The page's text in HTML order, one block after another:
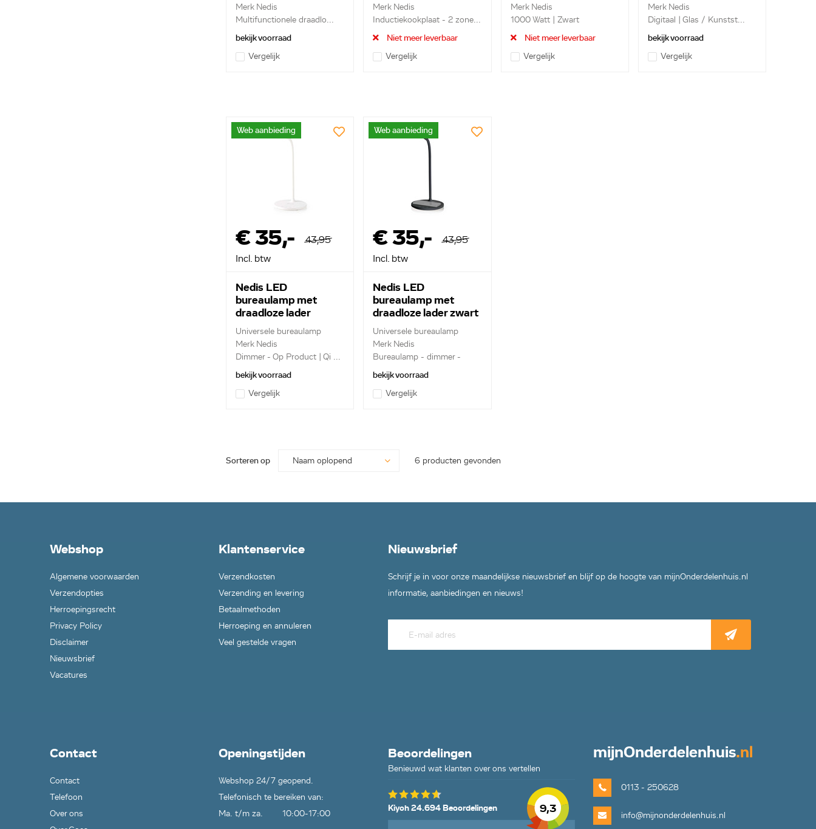
Merk Nedis
Multifunctionele draadlo...
bekijk voorraad
Vergelijk
Merk Nedis
Inductiekookplaat - 2 zone...
Niet meer leverbaar
Vergelijk
Merk Nedis
1000 Watt | Zwart
Niet meer leverbaar
Vergelijk
Merk Nedis
Digitaal | Glas / Kunstst...
bekijk voorraad
Vergelijk
Web aanbieding
€ 35,-
43,95
Incl. btw
Nedis LED
bureaulamp met
draadloze lader
witLTLGQ3M2WT
Universele bureaulamp
Merk Nedis
Dimmer - Op Product | Qi ...
bekijk voorraad
Vergelijk
Web aanbieding
€ 35,-
43,95
Incl. btw
Nedis LED
bureaulamp met
draadloze lader zwart
LTLGQ3M2BK
Universele bureaulamp
Merk Nedis
Bureaulamp - dimmer -
LED...
bekijk voorraad
Vergelijk
Sorteren op 6 producten gevonden
Webshop
Algemene voorwaarden
Verzendopties
Herroepingsrecht
Privacy Policy
Disclaimer
Nieuwsbrief
Vacatures
Klantenservice
Verzendkosten
Verzending en levering
Betaalmethoden
Herroeping en annuleren
Veel gestelde vragen
Nieuwsbrief
Schrijf je in voor onze maandelijkse nieuwsbrief en blijf op de hoogte van mijnOnderdelenhuis.nl
informatie, aanbiedingen en nieuws!
Contact
Contact
Telefoon
Over ons
Openingstijden
Webshop 24/7 geopend.
Telefonisch te bereiken van:
Ma. t/m za.
10:00-17:00
Beoordelingen
Benieuwd wat klanten over ons vertellen
9,3
Kiyoh 24.694 Beoordelingen
mijnOnderdelenhuis.nl
0113 - 250628
info@mijnonderdelenhuis.nl